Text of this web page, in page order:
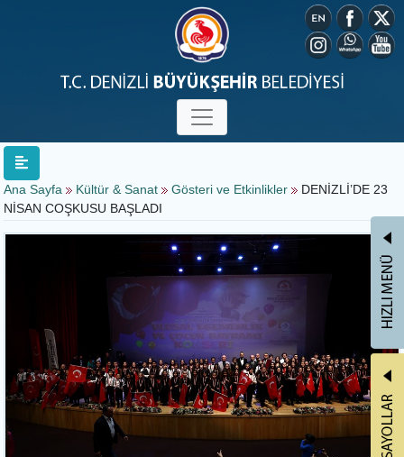
Ana Sayfa Kültür & Sanat Gösteri ve Etkinlikler
DENİZLİ’DE 23
NİSAN COŞKUSU BAŞLADI